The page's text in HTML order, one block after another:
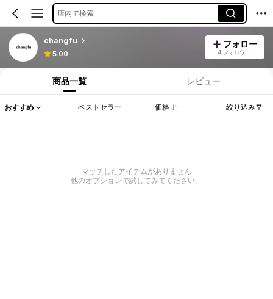
店内で検索
changfu
5.00
フォロー
4 フォロワー
商品一覧 レビュー
おすすめ ベストセラー 価格 絞り込み
マッチしたアイテムがありません
他のオプションで試してみてください。